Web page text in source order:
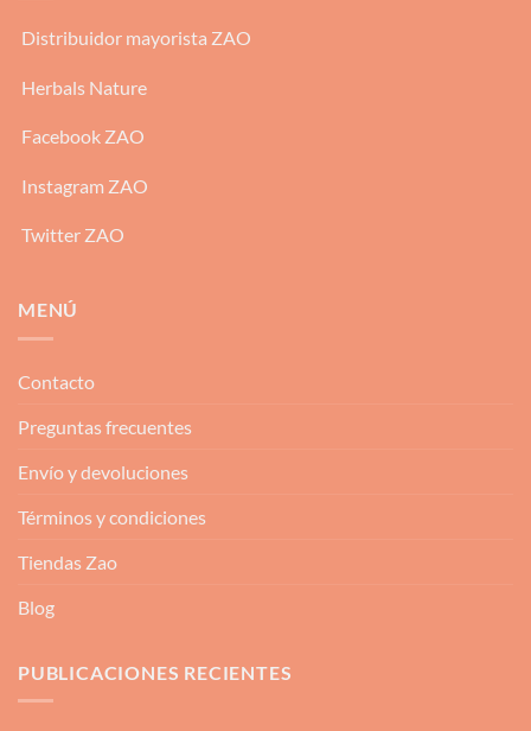
Distribuidor mayorista ZAO
Herbals Nature
Facebook ZAO
Instagram ZAO
Twitter ZAO
MENÚ
Contacto
Preguntas frecuentes
Envío y devoluciones
Términos y condiciones
Tiendas Zao
Blog
PUBLICACIONES RECIENTES